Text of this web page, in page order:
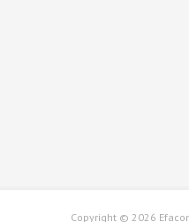
Copyright © 2026